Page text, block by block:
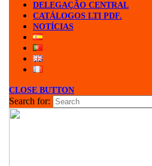
DELEGAÇÃO CENTRAL
CATÁLOGOS LTI PDF.
NOTÍCIAS
CLOSE BUTTON
Search for: